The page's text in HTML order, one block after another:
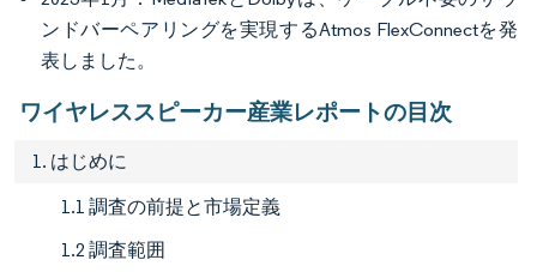
ンドバーペアリングを実現するAtmos FlexConnectを発
表しました。
ワイヤレススピーカー産業レポートの目次
1. はじめに
1.1 調査の前提と市場定義
1.2 調査範囲